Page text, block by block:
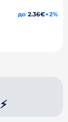
до 2.36€+2%
⚡